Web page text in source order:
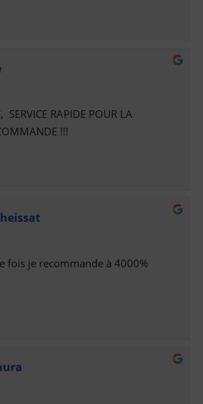
SERVICE RAPIDE POUR LA
!!!
fois je recommande à 4000%